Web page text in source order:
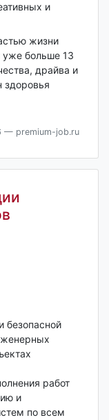
и
жизни
уже больше 13
драйва и
здоровья
— premium-job.ru
безопасной
работ
и
по всем